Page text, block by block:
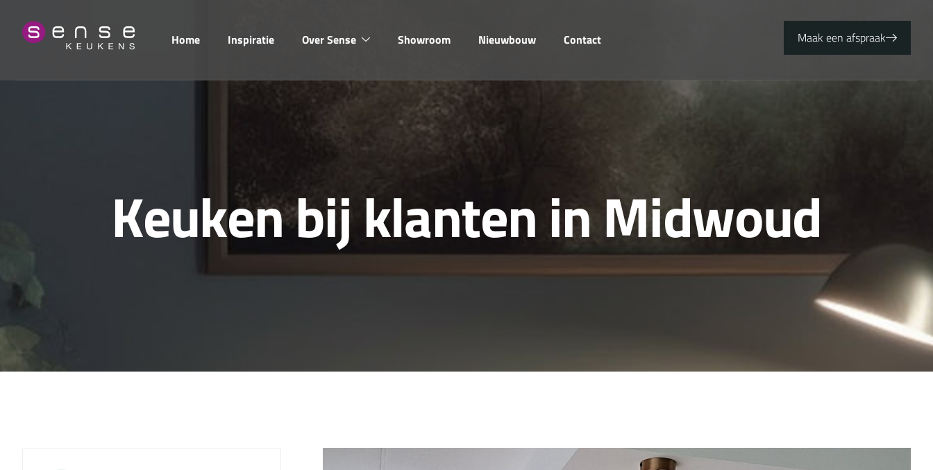
Home Inspiratie Over Sense Showroom Nieuwbouw Contact Maak een afspraak
KeukenbijklanteninMidwoud